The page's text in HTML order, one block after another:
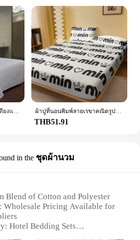
THB51.91
in the ชุดผ้านวม
Blend of Cotton and Polyester
Wholesale Pricing Available for
Hotel Bedding Sets